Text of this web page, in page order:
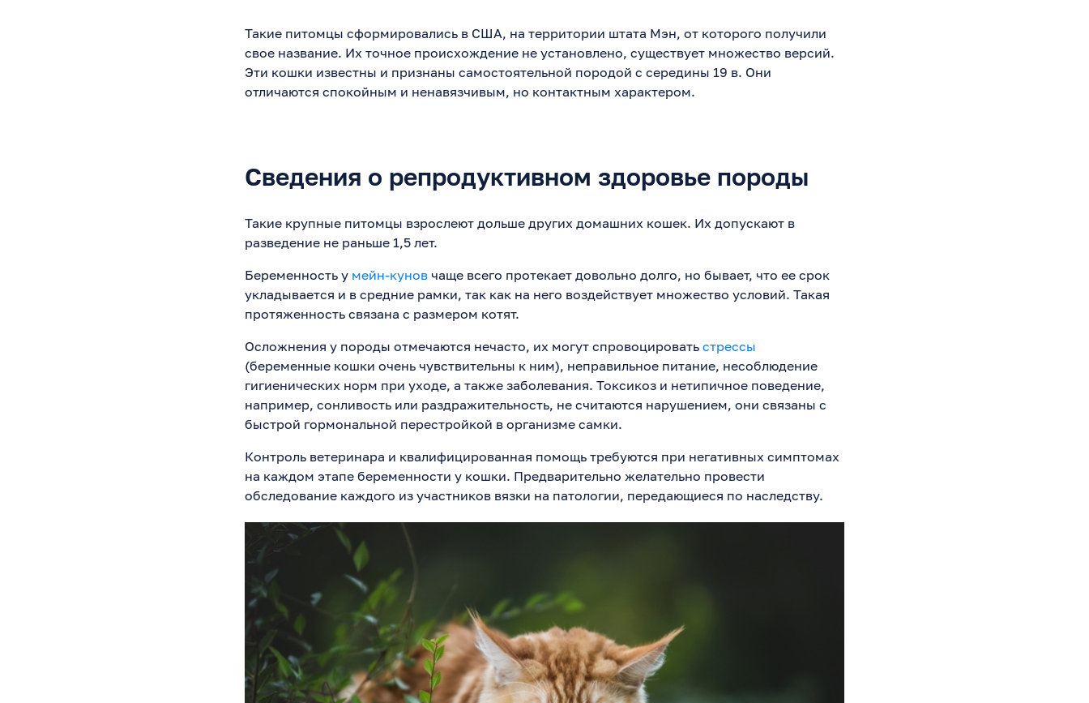
Такие питомцы сформировались в США, на территории штата Мэн, от которого получили
свое название. Их точное происхождение не установлено, существует множество версий.
Эти кошки известны и признаны самостоятельной породой с середины 19 в. Они
отличаются спокойным и ненавязчивым, но контактным характером.
Сведения о репродуктивном здоровье породы
Такие крупные питомцы взрослеют дольше других домашних кошек. Их допускают в
разведение не раньше 1,5 лет.
Беременность у мейн-кунов чаще всего протекает довольно долго, но бывает, что ее срок
укладывается и в средние рамки, так как на него воздействует множество условий. Такая
протяженность связана с размером котят.
Осложнения у породы отмечаются нечасто, их могут спровоцировать стрессы
(беременные кошки очень чувствительны к ним), неправильное питание, несоблюдение
гигиенических норм при уходе, а также заболевания. Токсикоз и нетипичное поведение,
например, сонливость или раздражительность, не считаются нарушением, они связаны с
быстрой гормональной перестройкой в организме самки.
Контроль ветеринара и квалифицированная помощь требуются при негативных симптомах
на каждом этапе беременности у кошки. Предварительно желательно провести
обследование каждого из участников вязки на патологии, передающиеся по наследству.